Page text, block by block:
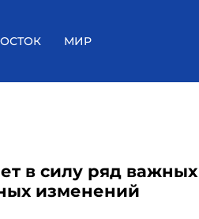
МИР
в силу ряд важных
изменений